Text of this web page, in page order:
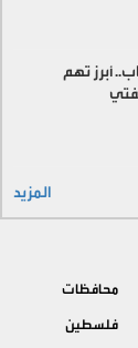
أبرز تهم
المزيد
محافظات
فلسطين